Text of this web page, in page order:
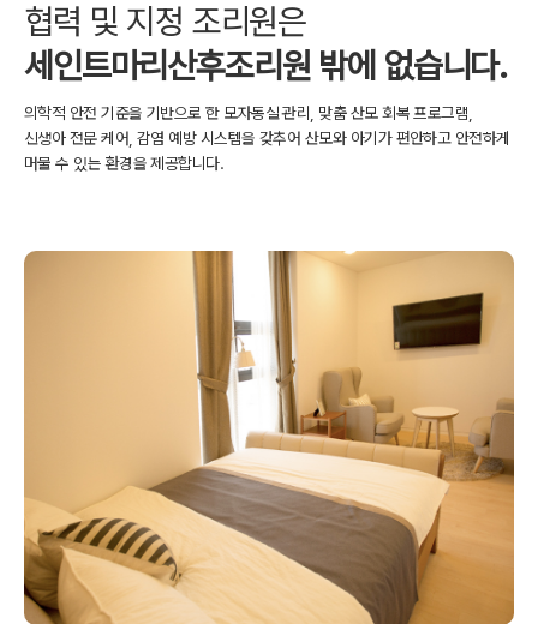
협력 및 지정 조리원은
세인트마리산후조리원 밖에 없습니다.
의학적 안전 기준을 기반으로 한 모자동실 관리, 맞춤 산모 회복 프로그램,
신생아 전문 케어, 감염 예방 시스템을 갖추어 산모와 아기가 편안하고 안전하게
머물 수 있는 환경을 제공합니다.